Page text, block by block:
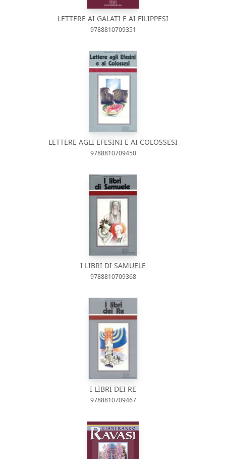
LETTERE AI GALATI E AI FILIPPESI
9788810709351
LETTERE AGLI EFESINI E AI COLOSSESI
9788810709450
I LIBRI DI SAMUELE
9788810709368
I LIBRI DEI RE
9788810709467